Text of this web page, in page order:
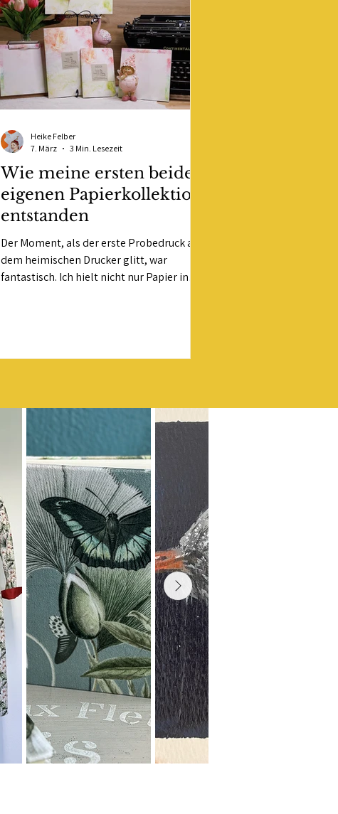
Wie meine ersten beiden
eigenen Papierkollektion
entstanden
Der Moment, als der erste Probedruck aus
dem heimischen Drucker glitt, war
fantastisch. Ich hielt nicht nur Papier in
Heike Felber
7. März
3 Min. Lesezeit